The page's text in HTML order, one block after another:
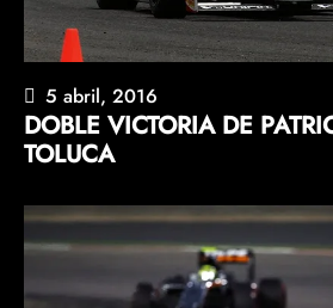
5 abril, 2016
DOBLE VICTORIA DE
TOLUCA